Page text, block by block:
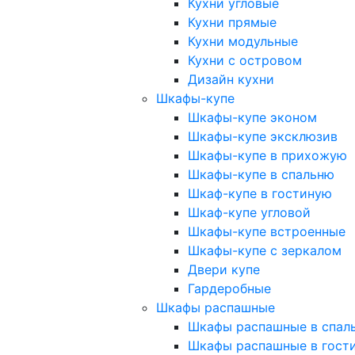
Кухни угловые
Кухни прямые
Кухни модульные
Кухни с островом
Дизайн кухни
Шкафы-купе
Шкафы-купе эконом
Шкафы-купе эксклюзив
Шкафы-купе в прихожую
Шкафы-купе в спальню
Шкаф-купе в гостиную
Шкаф-купе угловой
Шкафы-купе встроенные
Шкафы-купе с зеркалом
Двери купе
Гардеробные
Шкафы распашные
Шкафы распашные в
Шкафы распашные в